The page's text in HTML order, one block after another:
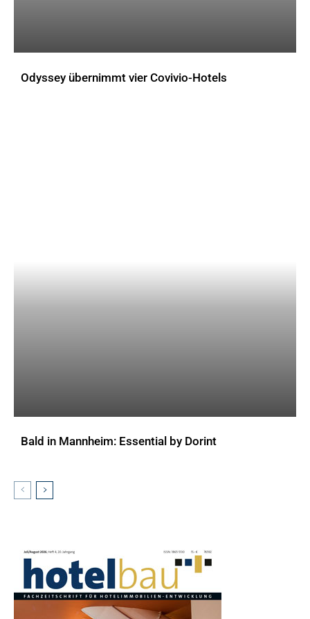
Odyssey übernimmt vier Covivio-Hotels
Bald in Mannheim: Essential by Dorint